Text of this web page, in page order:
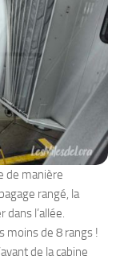
de manière
rangé, la
l’allée.
moins de 8 rangs !
de la cabine